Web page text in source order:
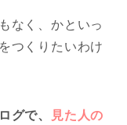
なく、かといっ
つくりたいわけ
グで、
見た人の